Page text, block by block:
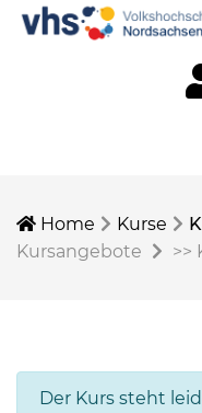
Home Kurse
Kursangebote
>>
Der Kurs steht